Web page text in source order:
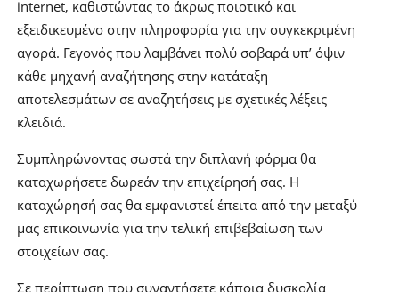
internet, καθιστώντας το άκρως ποιοτικό και
εξειδικευμένο στην πληροφορία για την συγκεκριμένη
αγορά. Γεγονός που λαμβάνει πολύ σοβαρά υπ’ όψιν
κάθε μηχανή αναζήτησης στην κατάταξη
αποτελεσμάτων σε αναζητήσεις με σχετικές λέξεις
κλειδιά.
Συμπληρώνοντας σωστά την διπλανή φόρμα θα
καταχωρήσετε δωρεάν την επιχείρησή σας. Η
καταχώρησή σας θα εμφανιστεί έπειτα από την μεταξύ
μας επικοινωνία για την τελική επιβεβαίωση των
στοιχείων σας.
Σε περίπτωση που συναντήσετε κάποια δυσκολία